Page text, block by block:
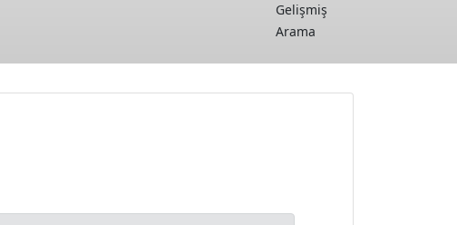
Gelişmiş
Arama